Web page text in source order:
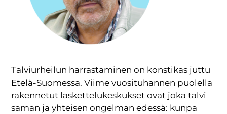
Talviurheilun harrastaminen on konstikas juttu
Etelä-Suomessa. Viime vuosituhannen puolella
rakennetut laskettelukeskukset ovat joka talvi
saman ja yhteisen ongelman edessä: kunpa